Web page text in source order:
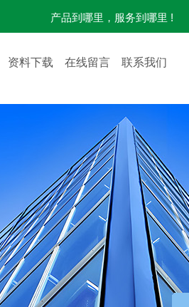
产品到哪里，服务到哪里 !
资料下载 在线留言 联系我们